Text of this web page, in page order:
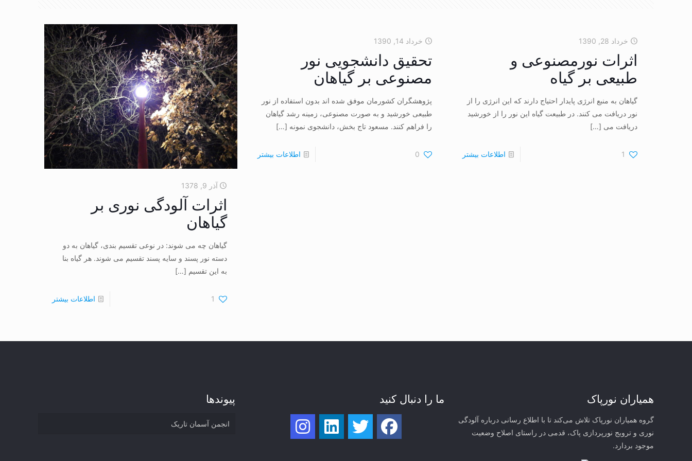
خرداد 28, 1390
اثرات نورمصنوعی و
طبیعی بر گیاه
گیاهان به منبع انرژی پایدار احتیاج دارند که این انرژی را از
نور دریافت می کنند. در طبیعت گیاه این نور را از خورشید
دریافت می […]
1 اطلاعات بیشتر
خرداد 14, 1390
تحقیق دانشجویی نور
مصنوعی بر گیاهان
پژوهشگران کشورمان موفق شده اند بدون استفاده از نور
طبیعی خورشید و به صورت مصنوعی، زمینه رشد گیاهان
را فراهم کنند. مسعود تاج بخش، دانشجوی نمونه […]
0 اطلاعات بیشتر
آذر 9, 1378
اثرات آلودگی نوری بر
گیاهان
گیاهان چه می شوند: در نوعی تقسیم بندی، گیاهان به دو
دسته نور پسند و سایه پسند تقسیم می شوند. هر گیاه بنا
به این تقسیم […]
1 اطلاعات بیشتر
همیاران نورپاک
گروه همیاران نورپاک تلاش می‌کند تا با اطلاع رسانی درباره آلودگی
نوری و ترویج نورپردازی پاک، قدمی در راستای‌ اصلاح وضعیت
موجود بردارد.
ما را دنبال کنید پیوند‌ها
انجمن آسمان تاریک